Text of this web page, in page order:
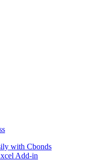
with Cbonds
Add-in